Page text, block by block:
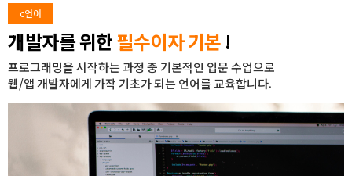
게임과정
자격증과정
커뮤니티
c언어
개발자를 위한필수이자 기본 !
프로그래밍을 시작하는 과정 중 기본적인 입문 수업으로
웹/앱 개발자에게 가작 기초가 되는 언어를 교육합니다.